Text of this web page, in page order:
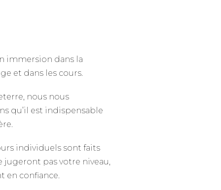
immersion dans la
et dans les cours.
nous nous
qu’il est indispensable
individuels sont faits
jugeront pas votre niveau,
en confiance.